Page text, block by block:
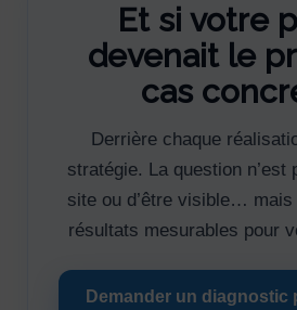
Et si votre
devenait le
cas
Derrière chaque
stratégie. La question n’est
site ou d’être visible… mais
résultats mesurables pour
Demander un diagnostic